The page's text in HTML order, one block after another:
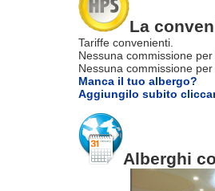
La
Tariffe convenienti.
Nessuna commissione per
Nessuna commissione per
Manca il tuo albergo?
Aggiungilo subito
Alberghi